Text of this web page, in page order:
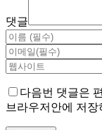
댓글
다음번 댓글은
브라우저안에 저장